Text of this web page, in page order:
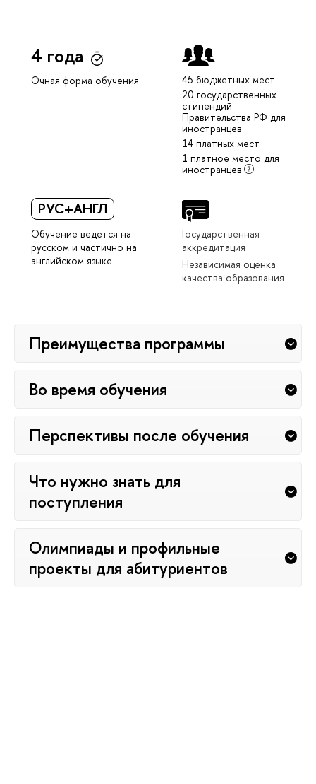
4 года
Очная форма обучения
45 бюджетных мест
20 государственных
стипендий
Правительства РФ для
иностранцев
14 платных мест
1 платное место для
иностранцев
РУС+АНГЛ
Обучение ведется на
русском и частично на
английском языке
Государственная
аккредитация
Независимая оценка
качества образования
Преимущества программы
Во время обучения
Перспективы после обучения
Что нужно знать для
поступления
Олимпиады и профильные
проекты для абитуриентов